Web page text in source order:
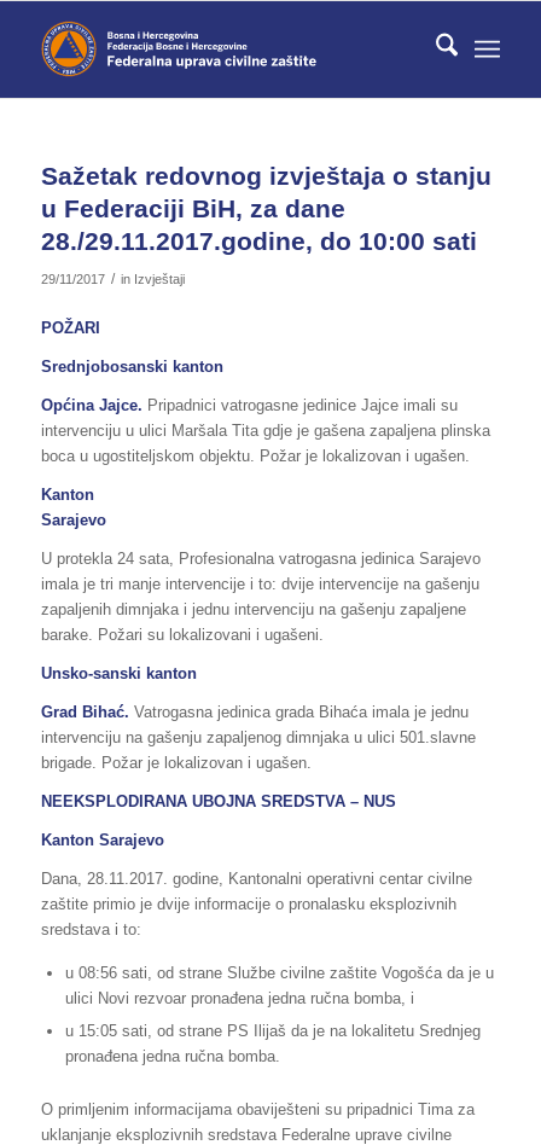
Sažetak redovnog izvještaja o stanju
u Federaciji BiH, za dane
28./29.11.2017.godine, do 10:00 sati
29/11/2017 / in Izvještaji
POŽARI
Srednjobosanski kanton
Općina Jajce. Pripadnici vatrogasne jedinice Jajce imali su
intervenciju u ulici Maršala Tita gdje je gašena zapaljena plinska
boca u ugostiteljskom objektu. Požar je lokalizovan i ugašen.
Kanton
Sarajevo
U protekla 24 sata, Profesionalna vatrogasna jedinica Sarajevo
imala je tri manje intervencije i to: dvije intervencije na gašenju
zapaljenih dimnjaka i jednu intervenciju na gašenju zapaljene
barake. Požari su lokalizovani i ugašeni.
Unsko-sanski kanton
Grad Bihać. Vatrogasna jedinica grada Bihaća imala je jednu
intervenciju na gašenju zapaljenog dimnjaka u ulici 501.slavne
brigade. Požar je lokalizovan i ugašen.
NEEKSPLODIRANA UBOJNA SREDSTVA – NUS
Kanton Sarajevo
Dana, 28.11.2017. godine, Kantonalni operativni centar civilne
zaštite primio je dvije informacije o pronalasku eksplozivnih
sredstava i to:
u 08:56 sati, od strane Službe civilne zaštite Vogošća da je u
ulici Novi rezvoar pronađena jedna ručna bomba, i
u 15:05 sati, od strane PS Ilijaš da je na lokalitetu Srednjeg
pronađena jedna ručna bomba.
O primljenim informacijama obaviješteni su pripadnici Tima za
uklanjanje eksplozivnih sredstava Federalne uprave civilne